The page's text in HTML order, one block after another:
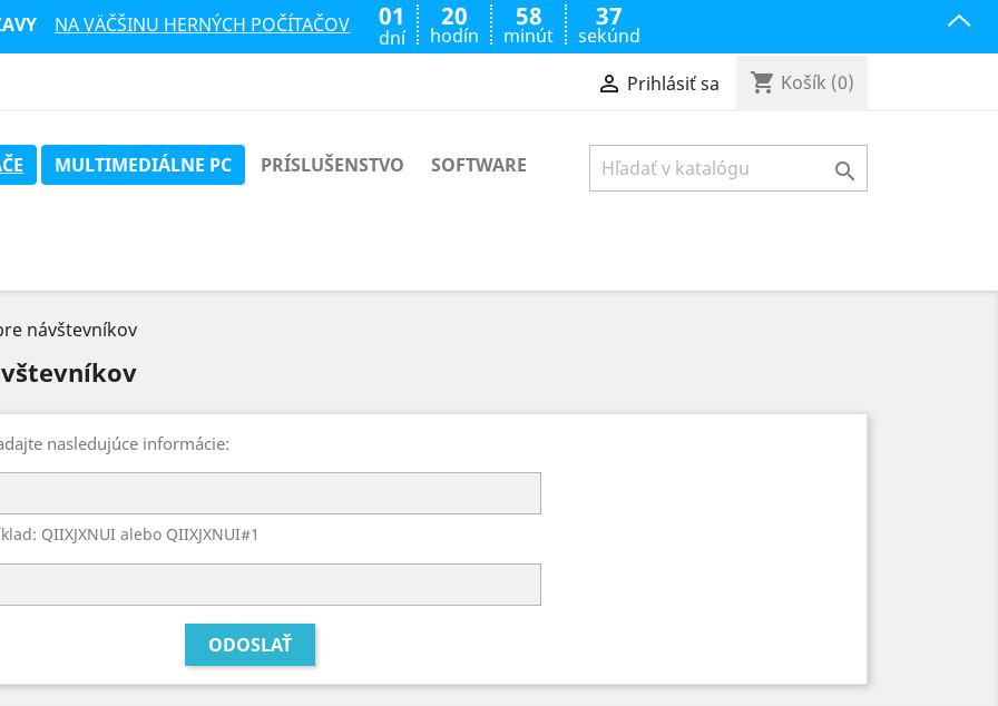
 Prihlásiť sa shopping_cart Košík (0)
MULTIMEDIÁLNE PC PRÍSLUŠENSTVO SOFTWARE 
NA VÄČŠINU HERNÝCH POČÍTAČOV 01
dní
20
hodín
58
minút
36
sekúnd
návštevníkov
nasledujúce informácie:
QIIXJXNUI alebo QIIXJXNUI#1
ODOSLAŤ